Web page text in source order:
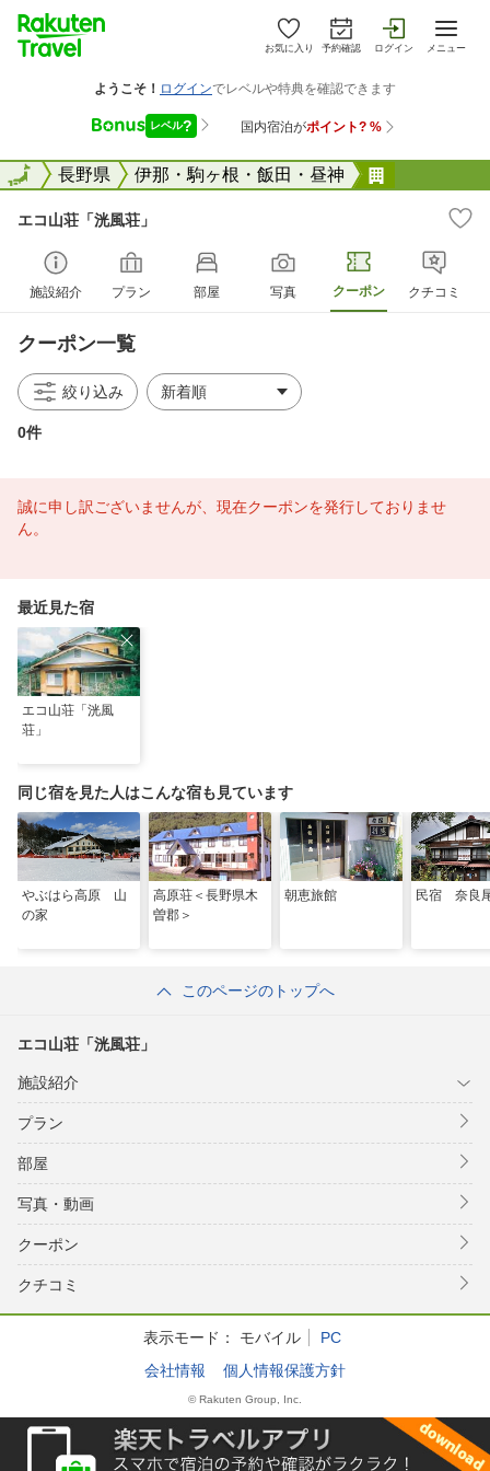
お気に入り 予約確認 ログイン メニュー
全国長野県 伊那・駒ヶ根・飯田・昼神
全国
エコ山荘「洸風荘」
施設紹介 プラン 部屋 写真 クーポン クチコミ
クーポン一覧
絞り込み
0件
誠に申し訳ございませんが、現在クーポンを発行しておりませ
ん。
最近見た宿
エコ山荘「洸風
荘」
同じ宿を見た人はこんな宿も見ています
やぶはら高原 山
の家
高原荘＜長野県木
曽郡＞
朝恵旅館 民宿 奈良
このページのトップへ
エコ山荘「洸風荘」
施設紹介
プラン
部屋
写真・動画
クーポン
クチコミ
表示モード： モバイル
PC
会社情報
個人情報保護方針
© Rakuten Group, Inc.